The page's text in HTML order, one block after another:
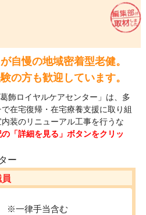
自慢の地域密着型老健。
の方も歓迎しています。
飾ロイヤルケアセンター」は、多
在宅復帰・在宅療養支援に取り組
装のリニューアル工事を行うな
「詳細を見る」ボタンをクリッ
※一律手当含む